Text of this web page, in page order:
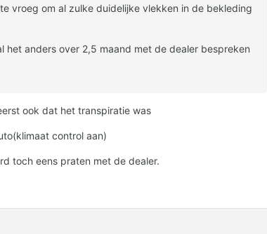
vroeg om al zulke duidelijke vlekken in de bekleding
het anders over 2,5 maand met de dealer bespreken
ook dat het transpiratie was
control aan)
toch eens praten met de dealer.